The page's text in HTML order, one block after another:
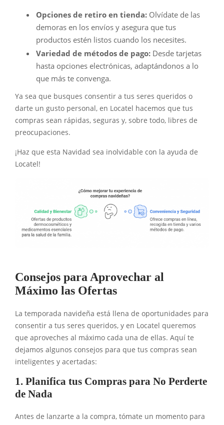
Opciones de retiro en tienda: Olvídate de las
demoras en los envíos y asegura que tus
productos estén listos cuando los necesites.
Variedad de métodos de pago: Desde tarjetas
hasta opciones electrónicas, adaptándonos a lo
que más te convenga.
Ya sea que busques consentir a tus seres queridos o
darte un gusto personal, en Locatel hacemos que tus
compras sean rápidas, seguras y, sobre todo, libres de
preocupaciones.
¡Haz que esta Navidad sea inolvidable con la ayuda de
Locatel!
Consejos para Aprovechar al
Máximo las Ofertas
La temporada navideña está llena de oportunidades para
consentir a tus seres queridos, y en Locatel queremos
que aproveches al máximo cada una de ellas. Aquí te
dejamos algunos consejos para que tus compras sean
inteligentes y acertadas:
1. Planifica tus Compras para No Perderte
de Nada
Antes de lanzarte a la compra, tómate un momento para